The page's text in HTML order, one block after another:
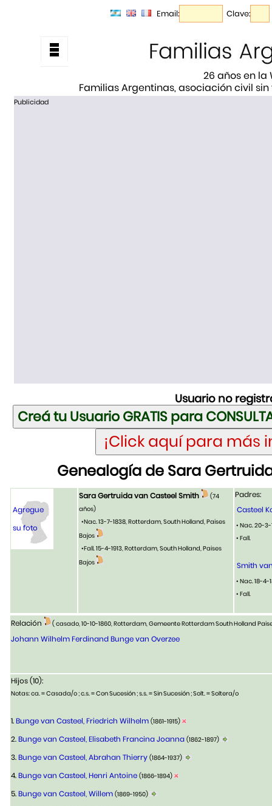
Email: Clave:
26 años en la
Familias Argentinas, asociación civil
Publicidad
Usuario no
Genealogía de Sara
Agregue
su foto
Sara Gertruida van Casteel Smith
(74
años)
•Nac. 13-7-1838, Rotterdam, South Holland, Paises
Bajos
•Fall. 15-4-1913, Rotterdam, South Holland, Paises
Bajos
Padres:
Casteel
• Nac. 20-
• Fall.
Smith
• Nac. 18-
• Fall.
Relación ( casado, 10-10-1860, Rotterdam, Gemeente Rotterdam South Holland
Johann Wilhelm Ferdinand Bunge van Overzee
Hijos (10):
Notas: ca. = Casada/o ; c.s. = Con Sucesión ; s.s. = Sin Sucesión ; Solt. = Soltera/o
1.Bunge van Casteel, Friedrich Wilhelm (1861-1915)
2.Bunge van Casteel, Elisabeth Francina Joanna (1862-1897)
3.Bunge van Casteel, Abrahan Thierry (1864-1937)
4.Bunge van Casteel, Henri Antoine (1866-1894)
5.Bunge van Casteel, Willem (1869-1950)